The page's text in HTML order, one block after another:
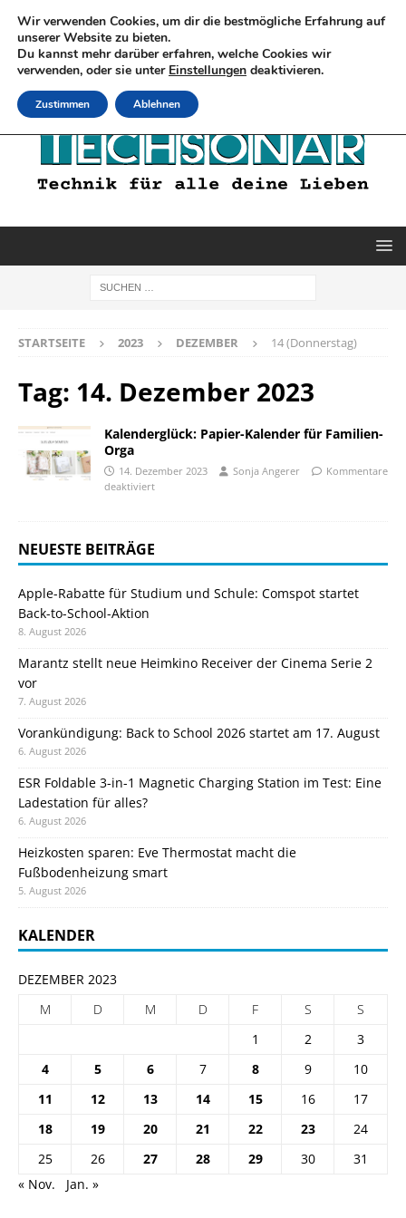
STARTSEITE 2023 DEZEMBER 14 (Donnerstag)
Tag: 14. Dezember 2023
Kalenderglück: Papier-Kalender für Familien-
Orga
14. Dezember 2023 Sonja Angerer
Kommentare
deaktiviert
NEUESTE BEITRÄGE
Apple-Rabatte für Studium und Schule: Comspot startet
Back-to-School-Aktion
8. August 2026
Marantz stellt neue Heimkino Receiver der Cinema Serie 2
vor
7. August 2026
Vorankündigung: Back to School 2026 startet am 17. August
6. August 2026
ESR Foldable 3-in-1 Magnetic Charging Station im Test: Eine
Ladestation für alles?
6. August 2026
Heizkosten sparen: Eve Thermostat macht die
Fußbodenheizung smart
5. August 2026
KALENDER
DEZEMBER 2023
M
D M D F S
S
1
2
3
4
5 6 7 8 9
10
11
12 13 14 15 16
17
18
19 20 21 22 23
24
25
26 27 28 29 30
31
« Nov.
Jan. »
Wir verwenden Cookies, um dir die bestmögliche Erfahrung auf
unserer Website zu bieten.
Du kannst mehr darüber erfahren, welche Cookies wir
verwenden, oder sie unter Einstellungen deaktivieren.
Zustimmen Ablehnen